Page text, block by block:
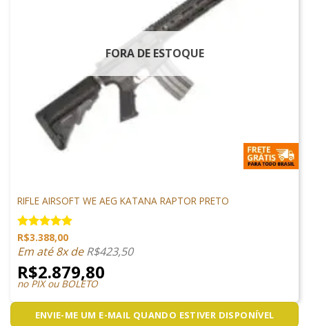
FORA DE ESTOQUE
RIFLE AIRSOFT WE AEG KATANA RAPTOR PRETO
Avaliação
5.00 de 5
R$3.388,00
Em até 8x deR$423,50
R$2.879,80
no PIX ou BOLETO
ENVIE-ME UM E-MAIL QUANDO ESTIVER DISPONÍVEL